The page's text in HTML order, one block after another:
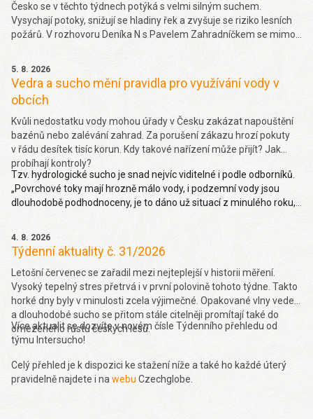
Česko se v těchto týdnech potýká s velmi silným suchem.
Vysychají potoky, snižují se hladiny řek a zvyšuje se riziko lesních
požárů. V rozhovoru Deníka N s Pavelem Zahradníčkem se mimo
problém je málo vody v řekách. Více
5. 8. 2026
Vedra a sucho mění pravidla pro využívání vody v
obcích
Kvůli nedostatku vody mohou úřady v Česku zakázat napouštění
bazénů nebo zalévání zahrad. Za porušení zákazu hrozí pokuty
v řádu desítek tisíc korun. Kdy takové nařízení může přijít? Jak
probíhají kontroly?
Tzv. hydrologické sucho je snad nejvíc viditelné i podle odborníků.
„Povrchové toky mají hrozně málo vody, i podzemní vody jsou
dlouhodobě podhodnoceny, je to dáno už situací z minulého roku,
4. 8. 2026
Týdenní aktuality č. 31/2026
Letošní červenec se zařadil mezi nejteplejší v historii měření.
Vysoký tepelný stres přetrvá i v první polovině tohoto týdne. Takto
horké dny byly v minulosti zcela výjimečné. Opakované vlny veder
a dlouhodobé sucho se přitom stále citelněji promítají také do
omezeného růstu českých lesů.
Více aktualit se dozvíte v novém čísle Týdenního přehledu od
týmu Intersucho!
Celý přehled je k dispozici ke stažení níže a také ho každé úterý
pravidelně najdete i na webu Czechglobe.